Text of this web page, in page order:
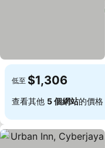
低至 $1,306
查看其他 5 個網站的價格